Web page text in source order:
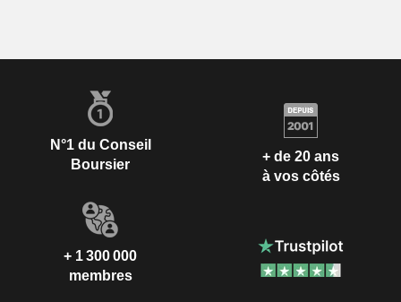
N°1 du Conseil
Boursier
+ de 20 ans
à vos côtés
+ 1 300 000
membres